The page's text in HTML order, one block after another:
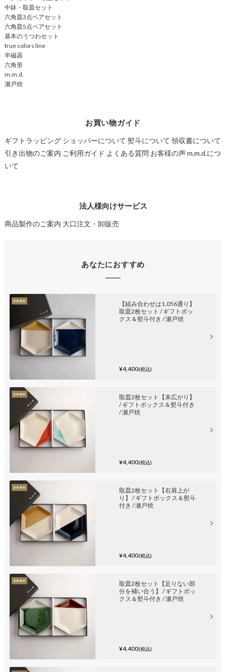
中鉢・取皿セット
六角皿3点ペアセット
六角皿5点ペアセット
基本のうつわセット
true colors line
半磁器
六角形
m.m.d.
瀬戸焼
お買い物ガイド
ギフトラッピング ショッパーについて 熨斗について 領収書について
引き出物のご案内 ご利用ガイド よくある質問 お客様の声m.m.d.につ
いて
法人様向けサービス
商品製作のご案内 大口注文・卸販売
あなたにおすすめ
【組み合わせは1,056通り】
取皿2枚セット / ギフトボッ
クス＆熨斗付き / 瀬戸焼
¥4,400(税込)
取皿2枚セット【末広がり】
/ ギフトボックス＆熨斗付き
/ 瀬戸焼
¥4,400(税込)
取皿2枚セット【右肩上が
り】 / ギフトボックス＆熨斗
付き / 瀬戸焼
¥4,400(税込)
取皿2枚セット【足りない部
分を補い合う】 / ギフトボッ
クス＆熨斗付き / 瀬戸焼
¥4,400(税込)